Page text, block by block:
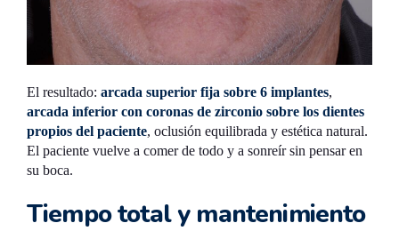
El resultado: arcada superior fija sobre 6 implantes,
arcada inferior con coronas de zirconio sobre los dientes
propios del paciente, oclusión equilibrada y estética natural.
El paciente vuelve a comer de todo y a sonreír sin pensar en
su boca.
Tiempo total y mantenimiento